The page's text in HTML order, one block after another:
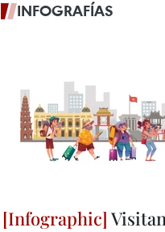
INFOGRAFÍAS